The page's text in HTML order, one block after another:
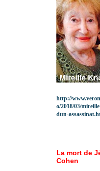
http://
o/2018/03/
dun-
La mort de
Cohen